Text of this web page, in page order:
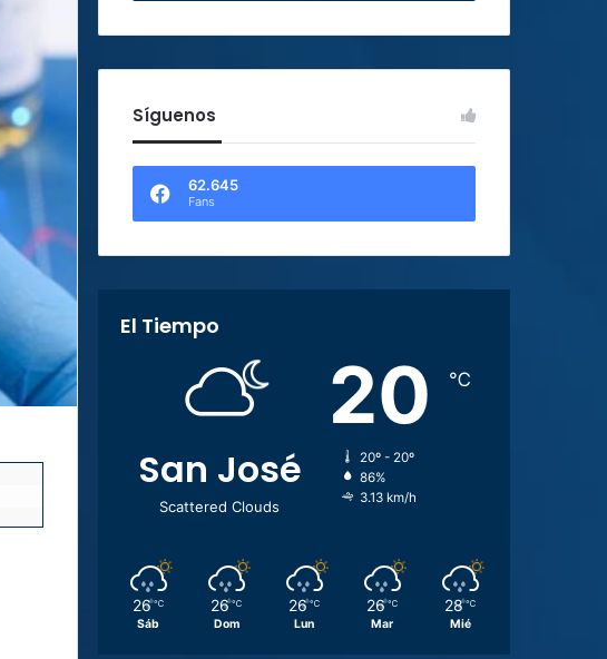
Síguenos
62.645
Fans
El Tiempo
San José
Scattered Clouds
20 ℃
20º - 20º
86%
3.13 km/h
26 ℃
Sáb
26 ℃
Dom
26 ℃
Lun
26 ℃
Mar
28 ℃
Mié